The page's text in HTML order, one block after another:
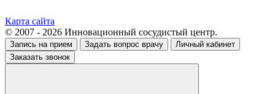
Карта сайта
© 2007 - 2026 Инновационный сосудистый центр.
Запись на прием Задать вопрос врачу
Личный кабинет
Заказать звонок